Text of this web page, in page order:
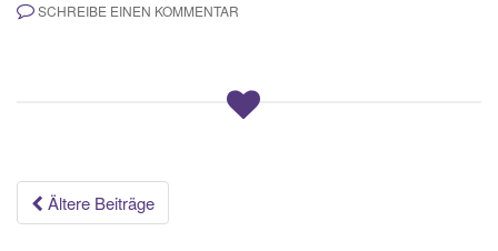
SCHREIBE EINEN KOMMENTAR
Beitragsnavigation
Ältere Beiträge